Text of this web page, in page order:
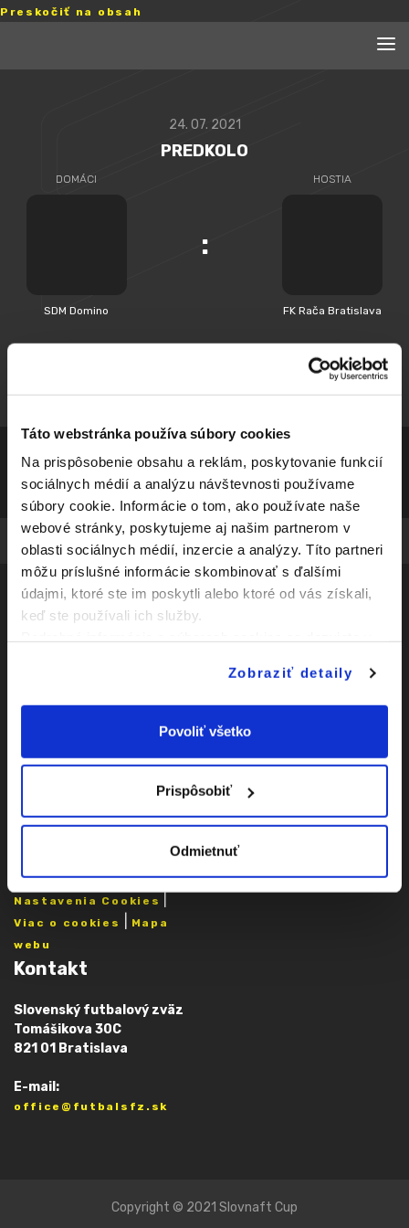
Táto webstránka používa súbory cookies
Na prispôsobenie obsahu a reklám, poskytovanie funkcií
sociálnych médií a analýzu návštevnosti používame
súbory cookie. Informácie o tom, ako používate naše
webové stránky, poskytujeme aj našim partnerom v
oblasti sociálnych médií, inzercie a analýzy. Títo partneri
môžu príslušné informácie skombinovať s ďalšími
údajmi, ktoré ste im poskytli alebo ktoré od vás získali,
keď ste používali ich služby.
Zobraziť detaily
Povoliť všetko
Prispôsobiť
Odmietnuť
Preskočiť na obsah
24. 07. 2021
PREDKOLO
DOMÁCI
SDM Domino
:
HOSTIA
FK Rača Bratislava
ZOSTAVY
Kluby
Vyhlásenie o
Nastavenia Cookies
Viac o cookies
Mapa
webu
Facebook
Youtube
Instagram
Kontakt
Slovenský futbalový zväz
Tomášikova 30C
821 01 Bratislava
E-mail:
office@futbalsfz.sk
Copyright © 2021 Slovnaft Cup